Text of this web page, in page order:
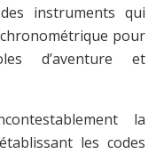
instruments qui
pour
d’aventure et
la
les codes